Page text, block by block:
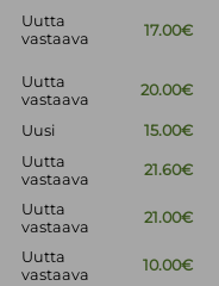
Uutta
vastaava
17.00€
Uutta
vastaava
20.00€
Uusi 15.00€
Uutta
vastaava
21.60€
Uutta
vastaava
21.00€
Uutta
vastaava
10.00€